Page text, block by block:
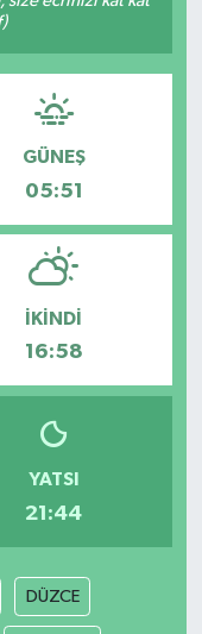
GÜNEŞ
05:51
İKINDI
16:58
YATSI
21:44
DÜZCE